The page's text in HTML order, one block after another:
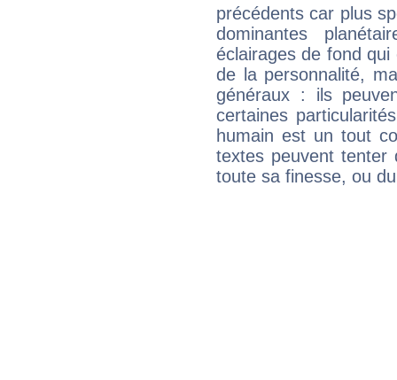
précédents car plus
dominantes
éclairages de fond
de la personnalité,
généraux : ils
certaines
humain est un tout
textes peuvent tenter
toute sa finesse, ou